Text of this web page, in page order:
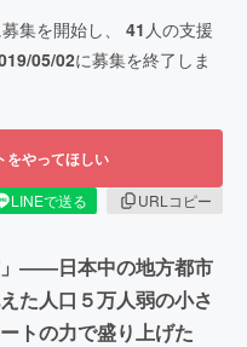
集を開始し、 41 人の支援
05/02に募集を終了しま
をやってほしい
LINEで送る
URLコピー
」――日本中の地方都市
た人口５万人弱の小さ
トの力で盛り上げた